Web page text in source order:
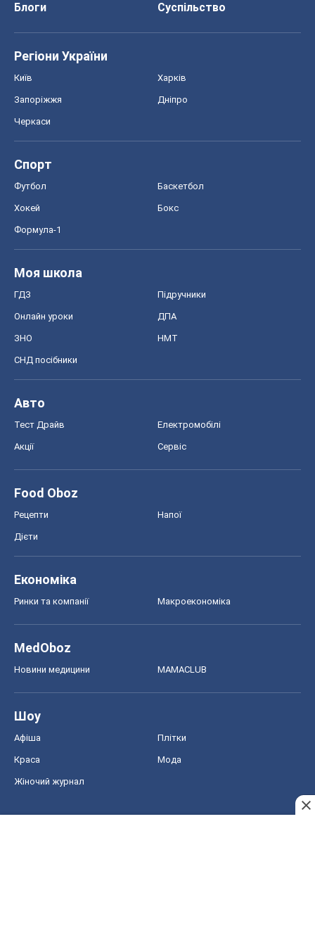
Блоги
Суспільство
Регіони України
Київ Харків
Запоріжжя Дніпро
Черкаси
Спорт
Футбол Баскетбол
Хокей Бокс
Формула-1
Моя школа
ГДЗ Підручники
Онлайн уроки ДПА
ЗНО НМТ
СНД посібники
Авто
Тест Драйв Електромобілі
Акції Сервіс
Food Oboz
Рецепти Напої
Дієти
Економіка
Ринки та компанії Макроекономіка
MedOboz
Новини медицини MAMACLUB
Шоу
Афіша Плітки
Краса Мода
Жіночий журнал